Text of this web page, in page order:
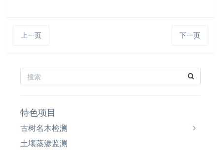
上一页 下一页
特色项目
古树名木检测
土壤蒸渗监测